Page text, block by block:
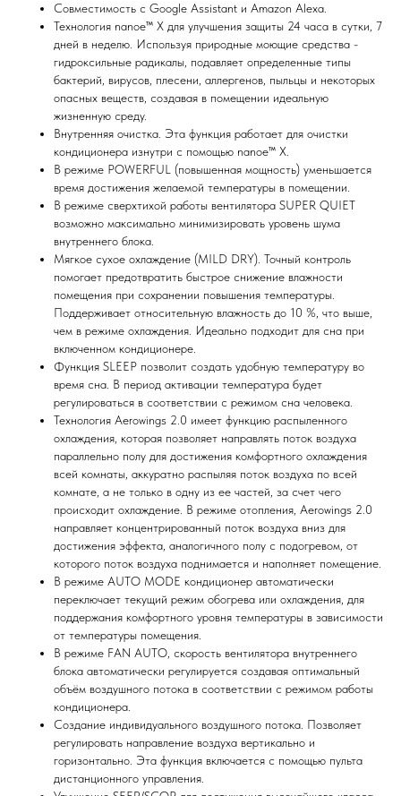
Совместимость с Google Assistant и Amazon Alexa.
Технология nanoe™ X для улучшения защиты 24 часа в сутки, 7
дней в неделю. Используя природные моющие средства -
гидроксильные радикалы, подавляет определенные типы
бактерий, вирусов, плесени, аллергенов, пыльцы и некоторых
опасных веществ, создавая в помещении идеальную
жизненную среду.
Внутренняя очистка. Эта функция работает для очистки
кондиционера изнутри с помощью nanoe™ X.
В режиме POWERFUL (повышенная мощность) уменьшается
время достижения желаемой температуры в помещении.
В режиме сверхтихой работы вентилятора SUPER QUIET
возможно максимально минимизировать уровень шума
внутреннего блока.
Мягкое сухое охлаждение (MILD DRY). Точный контроль
помогает предотвратить быстрое снижение влажности
помещения при сохранении повышения температуры.
Поддерживает относительную влажность до 10 %, что выше,
чем в режиме охлаждения. Идеально подходит для сна при
включенном кондиционере.
Функция SLEEP позволит создать удобную температуру во
время сна. В период активации температура будет
регулироваться в соответствии с режимом сна человека.
Технология Аerowings 2.0 имеет функцию распыленного
охлаждения, которая позволяет направлять поток воздуха
параллельно полу для достижения комфортного охлаждения
всей комнаты, аккуратно распыляя поток воздуха по всей
комнате, а не только в одну из ее частей, за счет чего
происходит охлаждение. В режиме отопления, Aerowings 2.0
направляет концентрированный поток воздуха вниз для
достижения эффекта, аналогичного полу с подогревом, от
которого поток воздуха поднимается и наполняет помещение.
В режиме AUTO MODE кондиционер автоматически
переключает текущий режим обогрева или охлаждения, для
поддержания комфортного уровня температуры в зависимости
от температуры помещения.
В режиме FAN AUTO, скорость вентилятора внутреннего
блока автоматически регулируется создавая оптимальный
объём воздушного потока в соответствии с режимом работы
кондиционера.
Создание индивидуального воздушного потока. Позволяет
регулировать направление воздуха вертикально и
горизонтально. Эта функция включается с помощью пульта
дистанционного управления.
Не нашли то, что искали или
затрудняетесь в выборе?
Мы всегда рады вам помочь